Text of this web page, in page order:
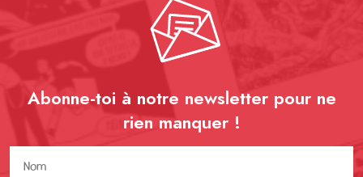
Abonne-toi à notre newsletter pour ne
rienmanquer !